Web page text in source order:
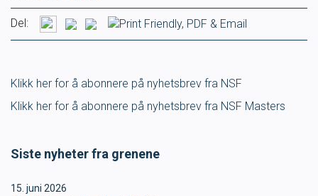
Del:
Klikk her for å abonnere på nyhetsbrev fra NSF
Klikk her for å abonnere på nyhetsbrev fra NSF Masters
Siste nyheter fra grenene
15. juni 2026